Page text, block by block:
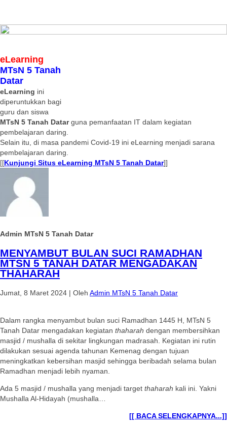
eLearning
MTsN 5 Tanah
Datar
eLearning ini
diperuntukkan bagi
guru dan siswa
MTsN 5 Tanah Datarguna pemanfaatan IT dalam kegiatan
pembelajaran daring.
Selain itu, di masa pandemi Covid-19 ini eLearning menjadi sarana
pembelajaran daring.
[[Kunjungi Situs eLearning MTsN 5 Tanah Datar]]
Admin MTsN 5 Tanah Datar
MENYAMBUT BULAN SUCI RAMADHAN
MTSN 5 TANAH DATAR MENGADAKAN
THAHARAH
Jumat, 8 Maret 2024 | Oleh Admin MTsN 5 Tanah Datar
Dalam rangka menyambut bulan suci Ramadhan 1445 H, MTsN 5
Tanah Datar mengadakan kegiatan thaharah dengan membersihkan
masjid / mushalla di sekitar lingkungan madrasah. Kegiatan ini rutin
dilakukan sesuai agenda tahunan Kemenag dengan tujuan
meningkatkan kebersihan masjid sehingga beribadah selama bulan
Ramadhan menjadi lebih nyaman.
Ada 5 masjid / mushalla yang menjadi target thaharah kali ini. Yakni
Mushalla Al-Hidayah (mushalla…
[[ BACA SELENGKAPNYA...]]